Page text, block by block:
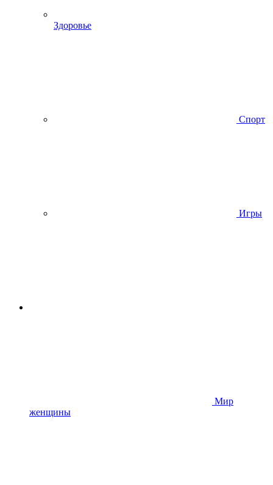
Здоровье
Спорт
Игры
Мир
женщины